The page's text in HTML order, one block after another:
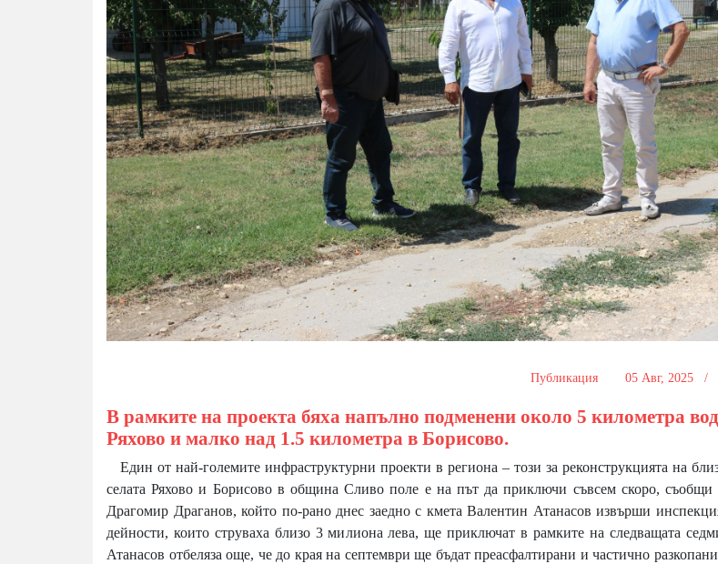
Публикация 05 Авг, 2025 /
В рамките на проекта бяха напълно подменени около 5 километра
Ряхово и малко над 1.5 километра в Борисово.
Един от най-големите инфраструктурни проекти в региона – този за реконструкцията на
селата Ряхово и Борисово в община Сливо поле е на път да приключи съвсем скоро, съобщи
Драгомир Драганов, който по-рано днес заедно с кмета Валентин Атанасов извърши
дейности, които струваха близо 3 милиона лева, ще приключат в рамките на следващата
Атанасов отбеляза още, че до края на септември ще бъдат преасфалтирани и частично